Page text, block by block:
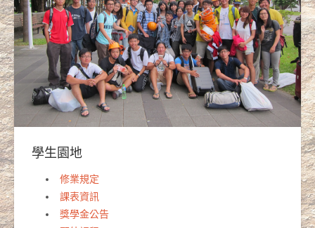
學生園地
修業規定
課表資訊
獎學金公告